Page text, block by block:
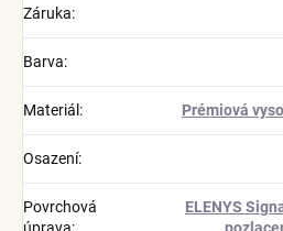
Záruka:
Barva:
Materiál : Prémiová
Osazení:
Povrchová
ELENYS